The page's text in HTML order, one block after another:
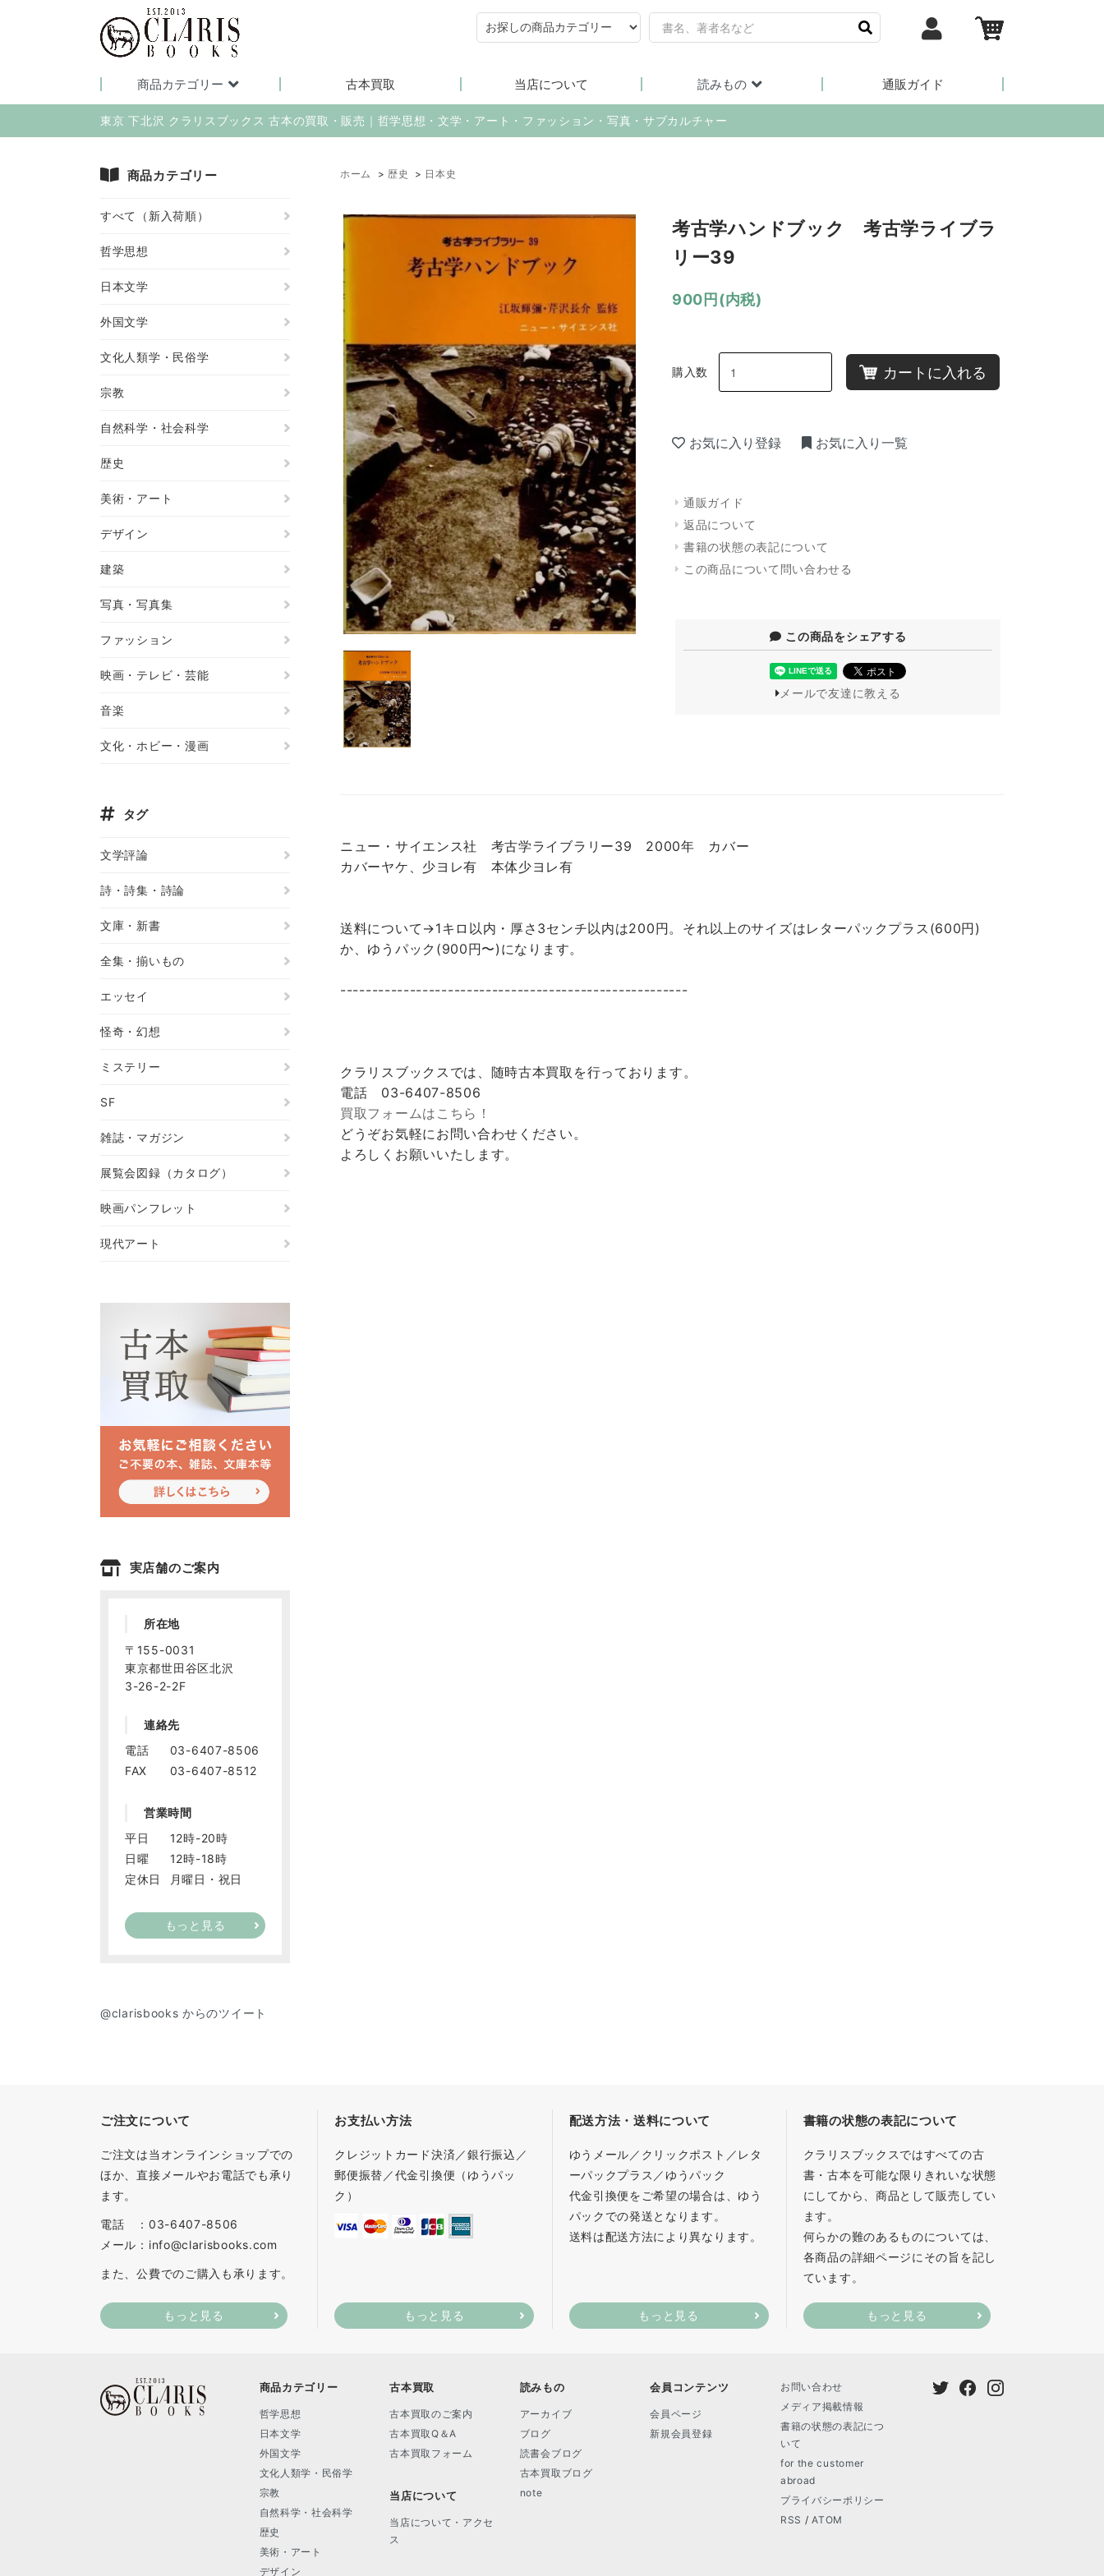
商品カテゴリー 古本買取 当店について 読みもの 通販ガイド
東京 下北沢 クラリスブックス 古本の買取・販売｜哲学思想・文学・アート・ファッション・写真・サブカルチャー
ホーム > 歴史 > 日本史
考古学ハンドブック 考古学ライブラ
リー39
900円(内税)
購入数 カートに入れる
お気に入り登録 お気に入り一覧
通販ガイド
返品について
書籍の状態の表記について
この商品について問い合わせる
この商品をシェアする
メールで友達に教える
ニュー・サイエンス社 考古学ライブラリー39 2000年 カバー
カバーヤケ、少ヨレ有 本体少ヨレ有
送料について→1キロ以内・厚さ3センチ以内は200円。それ以上のサイズはレターパックプラス(600円)
か、ゆうパック(900円〜)になります。
-------------------------------------------------------
クラリスブックスでは、随時古本買取を行っております。
電話 03-6407-8506
買取フォームはこちら！
どうぞお気軽にお問い合わせください。
よろしくお願いいたします。
商品カテゴリー
すべて（新入荷順）
哲学思想
日本文学
外国文学
文化人類学・民俗学
宗教
自然科学・社会科学
歴史
美術・アート
デザイン
建築
写真・写真集
ファッション
映画・テレビ・芸能
音楽
文化・ホビー・漫画
タグ
文学評論
詩・詩集・詩論
文庫・新書
全集・揃いもの
エッセイ
怪奇・幻想
ミステリー
SF
雑誌・マガジン
展覧会図録（カタログ）
映画パンフレット
現代アート
実店舗のご案内
所在地
〒155-0031
東京都世田谷区北沢
3-26-2-2F
連絡先
電話
03-6407-8506
FAX
03-6407-8512
営業時間
平日
12時-20時
日曜
12時-18時
定休日
月曜日・祝日
もっと見る
@clarisbooks からのツイート
ご注文について
ご注文は当オンラインショップでの
ほか、直接メールやお電話でも承り
ます。
電話 ：03-6407-8506
メール：info@clarisbooks.com
また、公費でのご購入も承ります。
もっと見る
お支払い方法
クレジットカード決済／銀行振込／
郵便振替／代金引換便（ゆうパッ
ク）
もっと見る
配送方法・送料について
ゆうメール／クリックポスト／レタ
ーパックプラス／ゆうパック
代金引換便をご希望の場合は、ゆう
パックでの発送となります。
送料は配送方法により異なります。
もっと見る
書籍の状態の表記について
クラリスブックスではすべての古
書・古本を可能な限りきれいな状態
にしてから、商品として販売してい
ます。
何らかの難のあるものについては、
各商品の詳細ページにその旨を記し
ています。
もっと見る
商品カテゴリー
哲学思想
日本文学
外国文学
文化人類学・民俗学
宗教
自然科学・社会科学
歴史
美術・アート
デザイン
古本買取
古本買取のご案内
古本買取Q＆A
古本買取フォーム
当店について
当店について・アクセ
ス
読みもの
アーカイブ
ブログ
読書会ブログ
古本買取ブログ
note
会員コンテンツ
会員ページ
新規会員登録
お問い合わせ
メディア掲載情報
書籍の状態の表記につ
いて
for the customer
abroad
プライバシーポリシー
RSS /ATOM